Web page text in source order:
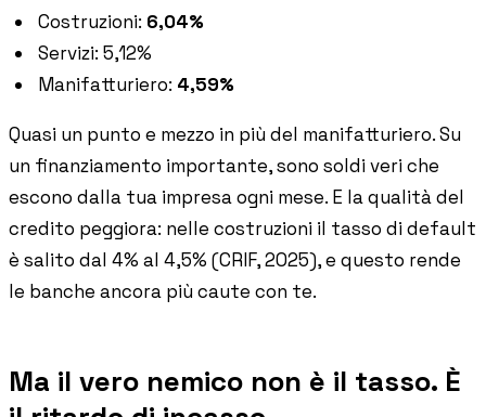
Costruzioni: 6,04%
Servizi: 5,12%
Manifatturiero: 4,59%
Quasi un punto e mezzo in più del manifatturiero. Su
un finanziamento importante, sono soldi veri che
escono dalla tua impresa ogni mese. E la qualità del
credito peggiora: nelle costruzioni il tasso di default
è salito dal 4% al 4,5% (CRIF, 2025), e questo rende
le banche ancora più caute con te.
Ma il vero nemico non è il tasso. È